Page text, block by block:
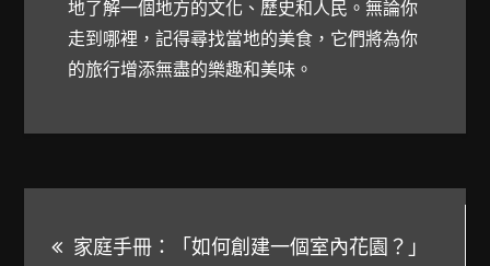
地了解一個地方的文化、歷史和人民。無論你
走到哪裡，記得尋找當地的美食，它們將為你
的旅行增添無盡的樂趣和美味。
家庭手冊：「如何創建一個室內花園？」